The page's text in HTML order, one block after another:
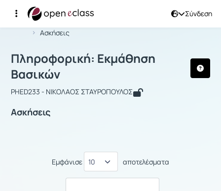
Σύνδεση
Αρχική Σελίδα
Ασκήσεις
Μάθημα : Πληροφορική: Εκμάθηση
Πληροφορική: Εκμάθηση
Βασικών
PHED233 - ΝΙΚΟΛΑΟΣ ΣΤΑΥΡΟΠΟΥΛΟΣ
Ασκήσεις
Εμφάνισε αποτελέσματα